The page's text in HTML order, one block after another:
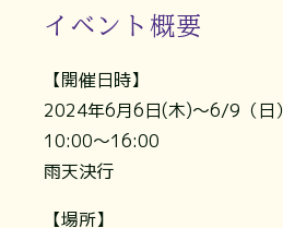
イベント概要
【開催日時】
2024年6月6日(木)～6/9（日
10:00～16:00
雨天決行
【場所】